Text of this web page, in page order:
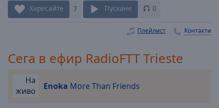
Remaining
Time-
Playback
Харесайте 7 Пускане 0
Плейлист Контакти
Сега в ефир RadioFTT Trieste
На
живо
Enoka More Than Friends